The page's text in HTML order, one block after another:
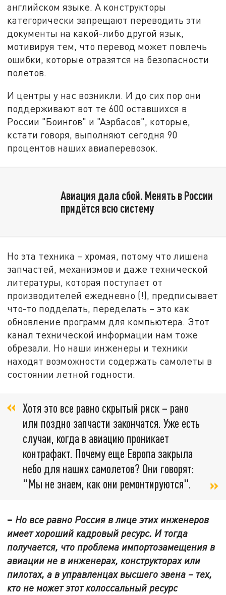
английском языке. А конструкторы
категорически запрещают переводить эти
документы на какой-либо другой язык,
мотивируя тем, что перевод может повлечь
ошибки, которые отразятся на безопасности
полетов.
И центры у нас возникли. И до сих пор они
поддерживают вот те 600 оставшихся в
России "Боингов" и "Аэрбасов", которые,
кстати говоря, выполняют сегодня 90
процентов наших авиаперевозок.
Авиация дала сбой. Менять в России
придётся всю систему
Но эта техника – хромая, потому что лишена
запчастей, механизмов и даже технической
литературы, которая поступает от
производителей ежедневно (!), предписывает
что-то подделать, переделать – это как
обновление программ для компьютера. Этот
канал технической информации нам тоже
обрезали. Но наши инженеры и техники
находят возможности содержать самолеты в
состоянии летной годности.
Хотя это все равно скрытый риск – рано
или поздно запчасти закончатся. Уже есть
случаи, когда в авиацию проникает
контрафакт. Почему еще Европа закрыла
небо для наших самолетов? Они говорят:
"Мы не знаем, как они ремонтируются".
– Но все равно Россия в лице этих инженеров
имеет хороший кадровый ресурс. И тогда
получается, что проблема импортозамещения в
авиации не в инженерах, конструкторах или
пилотах, а в управленцах высшего звена – тех,
кто не может этот колоссальный ресурс